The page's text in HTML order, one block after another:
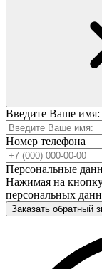
Введите Ваше имя:
Номер телефона
Персональные
Нажимая на
персональных
Заказать обратный